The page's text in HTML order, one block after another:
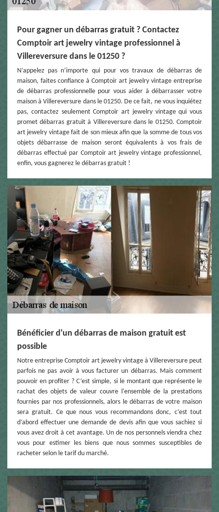
Pour gagner un débarras gratuit ? Contactez
Comptoir art jewelry vintage professionnel à
Villereversure dans le 01250 ?
N’appelez pas n’importe qui pour vos travaux de débarras de
maison, faites confiance à Comptoir art jewelry vintage entreprise
de débarras professionnelle pour vous aider à débarrasser votre
maison à Villereversure dans le 01250. De ce fait, ne vous inquiétez
pas, contactez seulement Comptoir art jewelry vintage qui vous
promet débarras gratuit à Villereversure dans le 01250. Comptoir
art jewelry vintage fait de son mieux afin que la somme de tous vos
objets débarrasse de maison seront équivalents à vos frais de
débarras effectué par Comptoir art jewelry vintage professionnel,
enfin, vous gagnerez le débarras gratuit !
Bénéficier d'un débarras de maison gratuit est
possible
Notre entreprise Comptoir art jewelry vintage à Villereversure peut
parfois ne pas avoir à vous facturer un débarras. Mais comment
pouvoir en profiter ? C’est simple, si le montant que représente le
rachat des objets de valeur couvre l'ensemble de la prestations
fournies par nos professionnels, alors le débarras de votre maison
sera gratuit. Ce que nous vous recommandons donc, c’est tout
d’abord effectuer une demande de devis afin que vous sachiez si
vous avez droit à cet avantage. Un de nos personnels viendra chez
vous pour estimer les biens que nous sommes susceptibles de
racheter selon le tarif du marché.